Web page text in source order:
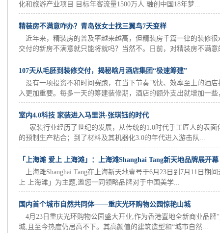
化和旅游产业项目 目标年客流量1500万人 融创中国18年梦...
精装房不满意咋办？青岛张女士找三翼鸟7天变样
近年来，精装房的普及率越来越高，但精装房千篇一律的装修
交付的新房不满意就只能将就吗？当然不。日前，对精装房不满意
107天从毛胚到装修交付，揭秘晗月酒店集团“极速筹建”
没有一项投资不和时间赛跑，在当下节奏飞快、效率至上的酒
入更加重要。每多一天的筹建装修期，酒店的额外支出就增加一些
室内4.0科技 家装进入马里洪-张琪钰的时代
家装行业经历了世纪的发展，从传统的1.0时代手工匠人的表
的预制生产粘合；到了材料及其机器化3.0的年代进入游击队...
「上海滩 爱上 上海滩」：上海滩Shanghai Tang新天地品牌展开幕
上海滩Shanghai Tang在上海新天地壹号于6月23日到7月11日期
上 上海滩」为主题,邀您一同领略品牌对于中国美学...
国内首个城市自然共同体——重庆光环购物公园惊艳山城
4月23日重庆光环购物公园盛大开业,作为香港置地全新商业品牌
城,且至今热度仍居高不下。其高颜值的建筑造型和“城市自然...